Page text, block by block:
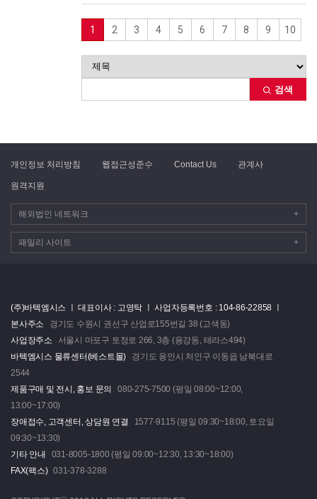
1 2 3 4 5 6 7 8 9 10
검색
개인정보 처리방침 웹접근성준수 Contact Us 관계사
원격지원
해외법인 네트워크 +
패밀리 사이트 +
(주)바텍엠시스 ㅣ대표이사 : 고영탁 ㅣ사업자등록번호 : 104-86-22858 ㅣ
본사주소
경기도 수원시 권선구 산업로155번길 38 (고색동)
사업장주소
서울시 마포구 토정로 266, 3층 (용강동, 테라스494)
바텍엠시스 물류센터(베스트몰)
경기도 용인시 처인구 이동읍 남북대로
2544
제품구매 및 전시, 홍보 문의
080-275-7500 (평일 08:00~12:00,
13:00~17:00)
장애접수, 고객센터, 상담원 연결
1577-9115 (평일 09:30~18:00, 토요일
09:30~13:30)
기타 안내
031-8005-1800 (평일 09:00~12:30, 13:30~18:00)
FAX(팩스) 031-378-3288